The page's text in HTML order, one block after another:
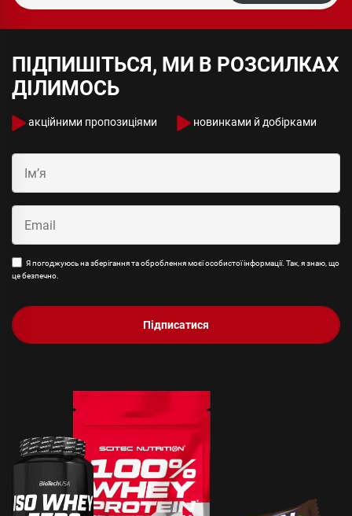
ПІДПИШІТЬСЯ, МИ В РОЗСИЛКАХ
ДІЛИМОСЬ
акційними пропозиціями новинками й добірками
Я погоджуюсь на зберігання та оброблення моєї особистої інформації. Так, я знаю, що
це безпечно.
Підписатися